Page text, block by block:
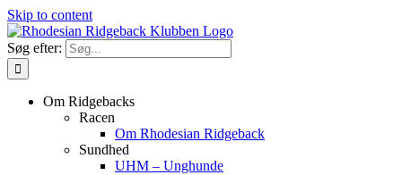
Skip to content
Søg efter:
Om Ridgebacks
Racen
Om Rhodesian Ridgeback
Sundhed
UHM – Unghunde